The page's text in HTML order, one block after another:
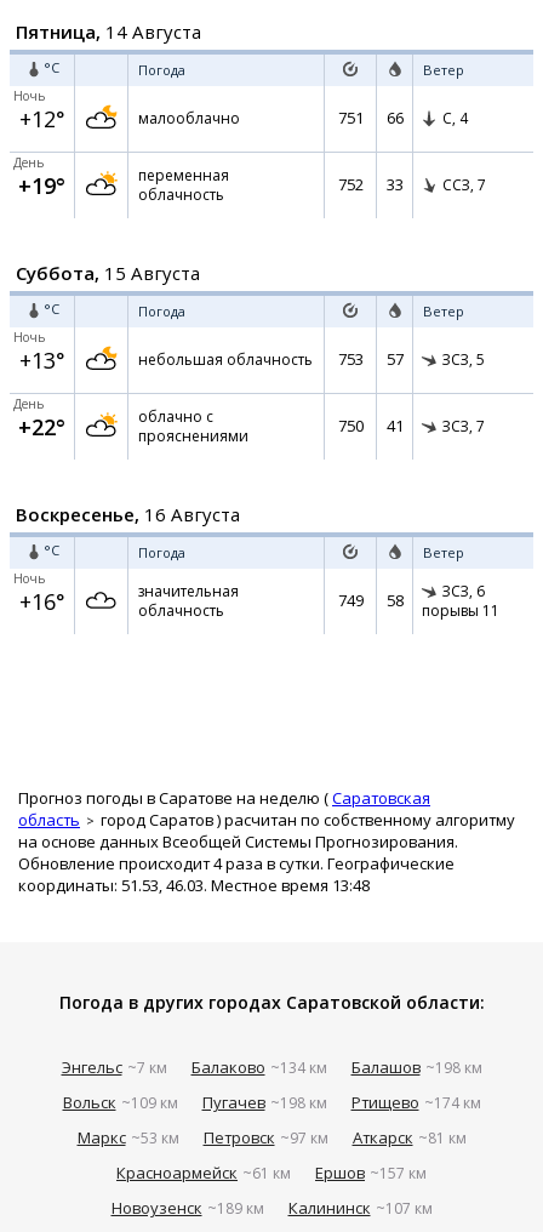
Пятница, 14 Августа
°C Погода Ветер
Ночь
+12° малооблачно 751 66 С, 4
День
+19°
переменная
облачность
752 33 ССЗ, 7
Суббота, 15 Августа
°C Погода Ветер
Ночь
+13° небольшая облачность 753 57 ЗСЗ, 5
День
+22°
облачно с
прояснениями
750 41 ЗСЗ, 7
Воскресенье, 16 Августа
°C Погода Ветер
Ночь
+16°
значительная
облачность
749 58 ЗСЗ, 6
порывы 11
Прогноз погоды в Саратове на неделю (Саратовская
область
город Саратов) расчитан по собственному алгоритму
на основе данных Всеобщей Системы Прогнозирования.
Обновление происходит 4 раза в сутки. Географические
координаты: 51.53, 46.03. Местное время 13:48
Погода в других городах Саратовской области:
Энгельс ~7 км Балаково ~134 км Балашов ~198 км
Вольск ~109 км Пугачев ~198 км Ртищево ~174 км
Маркс ~53 км Петровск ~97 км Аткарск ~81 км
Красноармейск ~61 км Ершов ~157 км
Новоузенск ~189 км Калининск ~107 км